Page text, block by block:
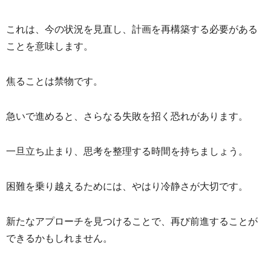
これは、今の状況を見直し、計画を再構築する必要がある
ことを意味します。
焦ることは禁物です。
急いで進めると、さらなる失敗を招く恐れがあります。
一旦立ち止まり、思考を整理する時間を持ちましょう。
困難を乗り越えるためには、やはり冷静さが大切です。
新たなアプローチを見つけることで、再び前進することが
できるかもしれません。